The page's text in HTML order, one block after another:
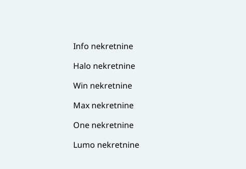
Info nekretnine
Halo nekretnine
Win nekretnine
Max nekretnine
One nekretnine
Lumo nekretnine